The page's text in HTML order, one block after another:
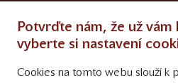
Obchodní podmínky
Přinášíme vám týdně
Potvrďte nám, že už vám
vyberte si nastavení
Cookies na tomto webu slouží k